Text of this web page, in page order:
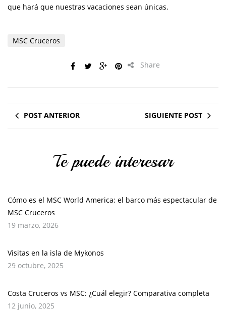
que hará que nuestras vacaciones sean únicas.
MSC Cruceros
Share
POST ANTERIOR SIGUIENTE POST
Te puede interesar
Cómo es el MSC World America: el barco más espectacular de
MSC Cruceros
19 marzo, 2026
Visitas en la isla de Mykonos
29 octubre, 2025
Costa Cruceros vs MSC: ¿Cuál elegir? Comparativa completa
12 junio, 2025